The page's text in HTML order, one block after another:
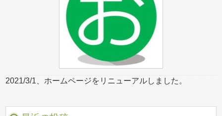
2021/3/1、ホームページをリニューアルしました。